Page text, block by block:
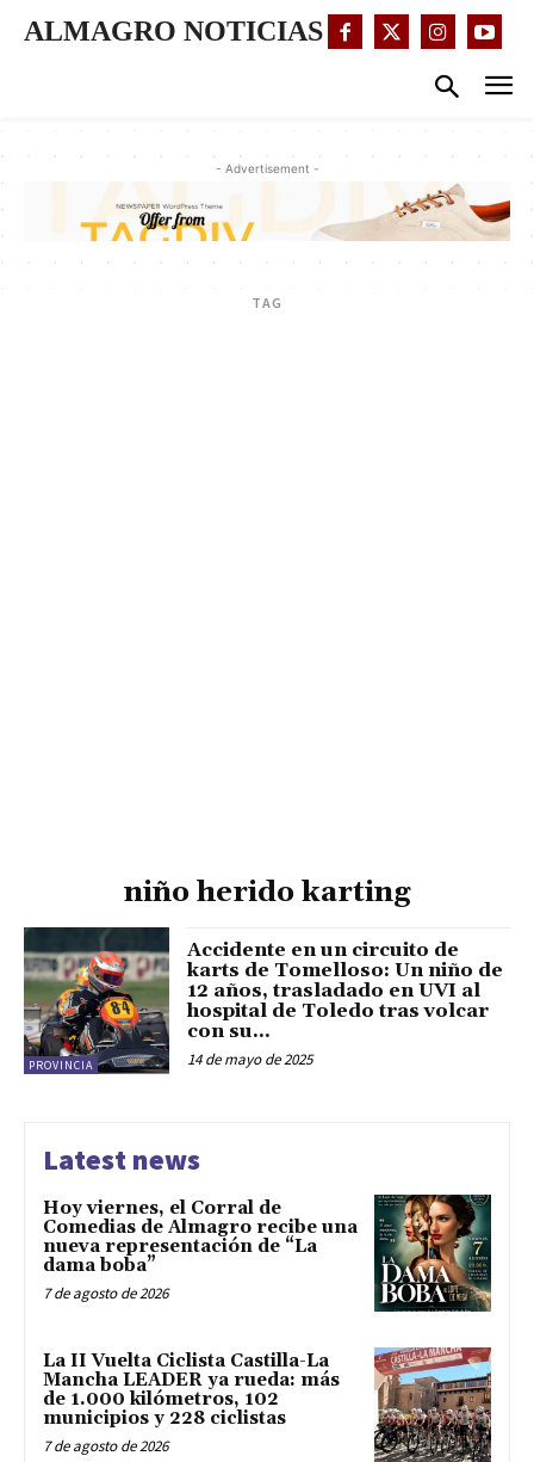
ALMAGRO NOTICIAS
- Advertisement -
TAG
niño herido karting
PROVINCIA
Accidente en un circuito de
karts de Tomelloso: Un niño de
12 años, trasladado en UVI al
hospital de Toledo tras volcar
con su...
14 de mayo de 2025
Latest news
Hoy viernes, el Corral de
Comedias de Almagro recibe una
nueva representación de “La
dama boba”
7 de agosto de 2026
La II Vuelta Ciclista Castilla-La
Mancha LEADER ya rueda: más
de 1.000 kilómetros, 102
municipios y 228 ciclistas
7 de agosto de 2026